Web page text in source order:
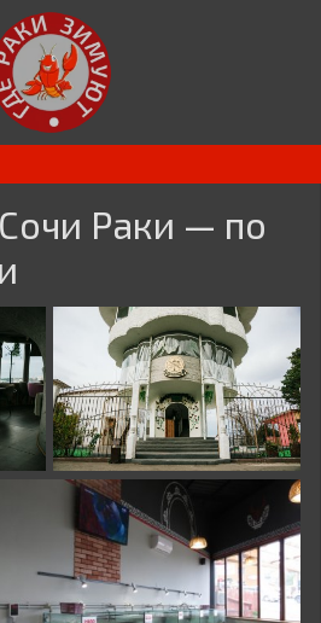
Раки — по